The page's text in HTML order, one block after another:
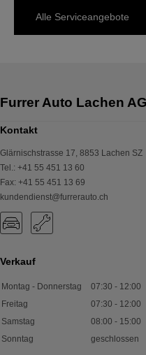
Alle Serviceangebote
Kontakt
Glärnischstrasse 17, 8853 Lachen SZ
Tel.: +41 55 451 13 60
Fax: +41 55 451 13 69
kundendienst@furrerauto.ch
Verkauf
Montag - Donnerstag 07:30 - 12:00
Freitag
07:30 - 12:00
Samstag
08:00 - 15:00
Sonntag
geschlossen